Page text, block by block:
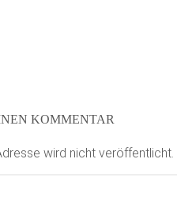
KOMMENTAR
wird nicht veröffentlicht.